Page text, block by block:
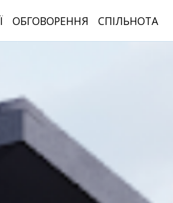
ОБГОВОРЕННЯ СПІЛЬНОТА